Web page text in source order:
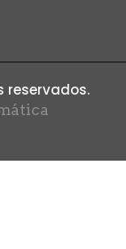
reservados.